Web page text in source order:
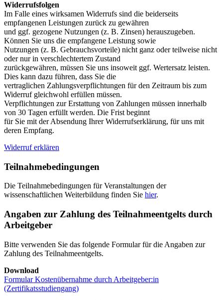
Widerrufsfolgen
Im Falle eines wirksamen Widerrufs sind die beiderseits
empfangenen Leistungen zurück zu gewähren
und ggf. gezogene Nutzungen (z. B. Zinsen) herauszugeben.
Können Sie uns die empfangene Leistung sowie
Nutzungen (z. B. Gebrauchsvorteile) nicht ganz oder teilweise nicht
oder nur in verschlechtertem Zustand
zurückgewähren, müssen Sie uns insoweit ggf. Wertersatz leisten.
Dies kann dazu führen, dass Sie die
vertraglichen Zahlungsverpflichtungen für den Zeitraum bis zum
Widerruf gleichwohl erfüllen müssen.
Verpflichtungen zur Erstattung von Zahlungen müssen innerhalb
von 30 Tagen erfüllt werden. Die Frist beginnt
für Sie mit der Absendung Ihrer Widerrufserklärung, für uns mit
deren Empfang.
Widerruf erklären
Teilnahmebedingungen
Die Teilnahmebedingungen für Veranstaltungen der
wissenschaftlichen Weiterbildung finden Sie hier.
Angaben zur Zahlung des Teilnahmeentgelts durch
Arbeitgeber
Bitte verwenden Sie das folgende Formular für die Angaben zur
Zahlung des Teilnahmeentgelts.
Download
Formular Kostenübernahme durch Arbeitgeber:in
(Zertifikatsstudiengang)